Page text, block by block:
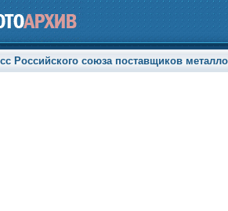
Российского союза поставщиков